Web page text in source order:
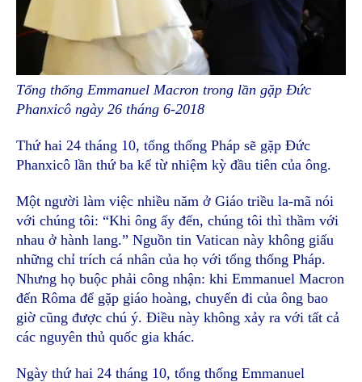
Tổng thống Emmanuel Macron trong lần gặp Đức
Phanxicô ngày 26 tháng 6-2018
Thứ hai 24 tháng 10, tổng thống Pháp sẽ gặp Đức
Phanxicô lần thứ ba kể từ nhiệm kỳ đầu tiên của ông.
Một người làm việc nhiều năm ở Giáo triều la-mã nói
với chúng tôi: “Khi ông ấy đến, chúng tôi thì thầm với
nhau ở hành lang.” Nguồn tin Vatican này không giấu
những chỉ trích cá nhân của họ với tổng thống Pháp.
Nhưng họ buộc phải công nhận: khi Emmanuel Macron
đến Rôma để gặp giáo hoàng, chuyến đi của ông bao
giờ cũng được chú ý. Điều này không xảy ra với tất cả
các nguyên thủ quốc gia khác.
Ngày thứ hai 24 tháng 10, tổng thống Emmanuel